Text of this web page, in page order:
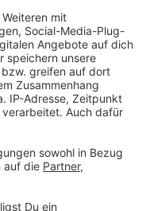
Kontrollen im